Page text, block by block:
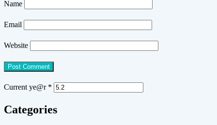
Name
Email
Website
Current ye@r *
Categories